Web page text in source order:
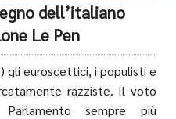
dell’italiano
Le Pen
gli euroscettici, i populisti e
razziste. Il voto
sempre più